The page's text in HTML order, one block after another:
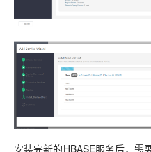
安装完新的HBASE服务后，需